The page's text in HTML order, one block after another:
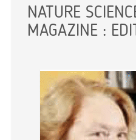
NATURE
MAGAZINE :